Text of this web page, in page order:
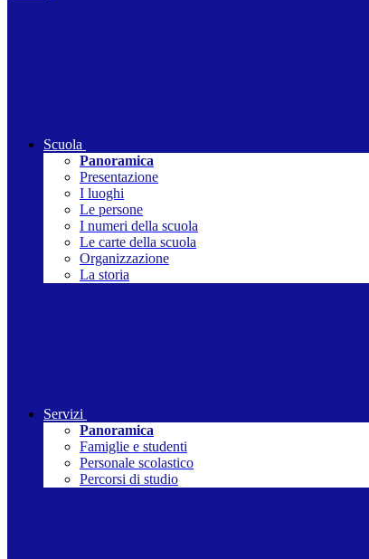
Scuola
Panoramica
Presentazione
I luoghi
Le persone
I numeri della scuola
Le carte della scuola
Organizzazione
La storia
Servizi
Panoramica
Famiglie e studenti
Personale scolastico
Percorsi di studio